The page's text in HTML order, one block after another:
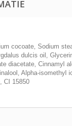
cocoate, Sodium
dulcis oil,
diacetate, Cinnamyl
Alpha-isomethyl
CI 15850